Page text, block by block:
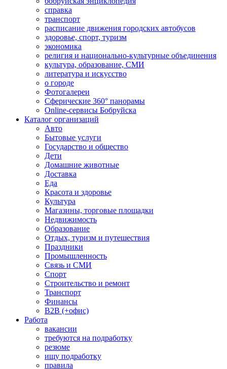
справка
транспорт
расписание движения городских автобусов
здоровье, спорт, туризм
экономика
религия и национально-культурные объединения
культура, образование, СМИ
литература и искусство
о городе
Фотогалереи
Сферические 360° панорамы
Online-сервисы Бобруйска
Каталог организаций
Авто
Бытовые услуги
Государство и общество
Дети
Домашние животные
Доставка
Еда
Красота и здоровье
Культура
Магазины, торговые площадки
Недвижимость
Образование
Отдых, туризм и путешествия
Праздники
Промышленность
Связь и СМИ
Спорт
Строительство и ремонт
Транспорт
Финансы
B2B (+офис)
Работа
вакансии
требуются на подработку
резюме
ищу подработку
правила